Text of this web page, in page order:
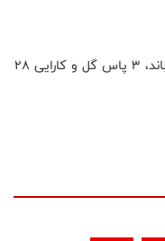
امیرمهیار کرامتی با کسب ۲۵ امتیاز، ۴ ریباند، ۳ پاس گل و کارایی ۲۸